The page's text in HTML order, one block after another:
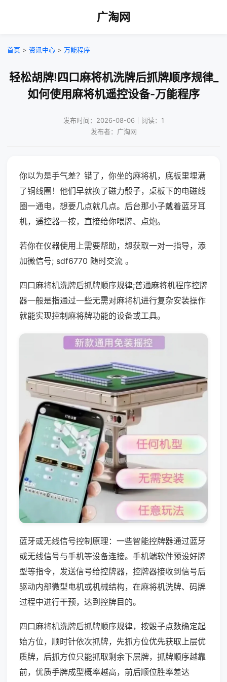
广淘网
首页 > 资讯中心 > 万能程序
轻松胡牌!四口麻将机洗牌后抓牌顺序规律_
如何使用麻将机遥控设备-万能程序
发布时间：2026-08-06｜阅读：1
发布者：广淘网
你以为是手气差？错了，你坐的麻将机，底板里埋满
了铜线圈！他们早就换了磁力骰子，桌板下的电磁线
圈一通电，想要几点就几点。后台那小子戴着蓝牙耳
机，遥控器一按，直接给你喂牌、点炮。
若你在仪器使用上需要帮助，想获取一对一指导，添
加微信号; sdf6770 随时交流 。
四口麻将机洗牌后抓牌顺序规律;普通麻将机程序控牌
器一般是指通过一些无需对麻将机进行复杂安装操作
就能实现控制麻将牌功能的设备或工具。
蓝牙或无线信号控制原理：一些智能控牌器通过蓝牙
或无线信号与手机等设备连接。手机端软件预设好牌
型等指令，发送信号给控牌器，控牌器接收到信号后
驱动内部微型电机或机械结构，在麻将机洗牌、码牌
过程中进行干预，达到控牌目的。
四口麻将机洗牌后抓牌顺序规律，按骰子点数确定起
始方位，顺时针依次抓牌，先抓方位优先获取上层优
质牌，后抓方位只能抓取剩余下层牌，抓牌顺序越靠
前，优质手牌成型概率越高，前后顺位胜率差达